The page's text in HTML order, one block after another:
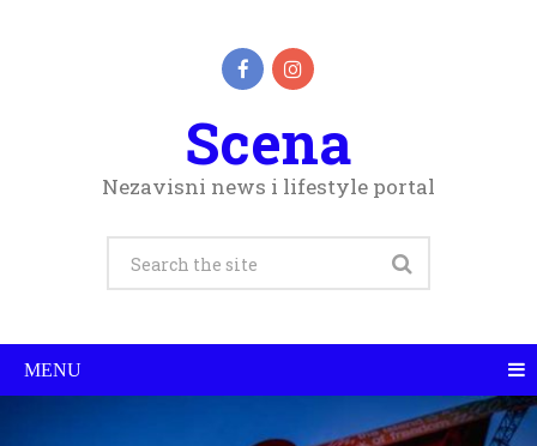
Scena
Nezavisni news i lifestyle portal
MENU